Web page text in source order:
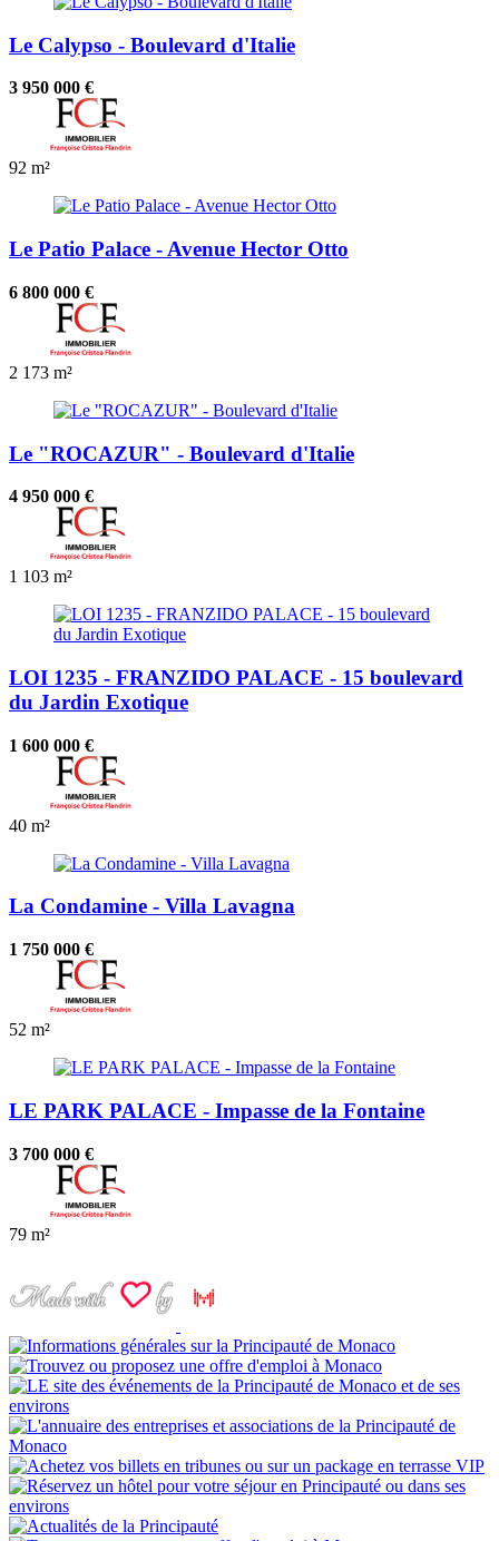
Le Calypso - Boulevard d'Italie
3 950 000 €
92 m²
Le Patio Palace - Avenue Hector Otto
6 800 000 €
2 173 m²
Le "ROCAZUR" - Boulevard d'Italie
4 950 000 €
1 103 m²
LOI 1235 - FRANZIDO PALACE - 15 boulevard
du Jardin Exotique
1 600 000 €
40 m²
La Condamine - Villa Lavagna
1 750 000 €
52 m²
LE PARK PALACE - Impasse de la Fontaine
3 700 000 €
79 m²